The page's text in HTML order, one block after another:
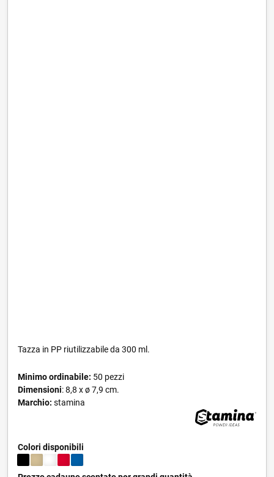
Tazza in PP riutilizzabile da 300 ml.
Minimo ordinabile: 50 pezzi
Dimensioni: 8,8 x ø 7,9 cm.
Marchio: stamina
Colori disponibili